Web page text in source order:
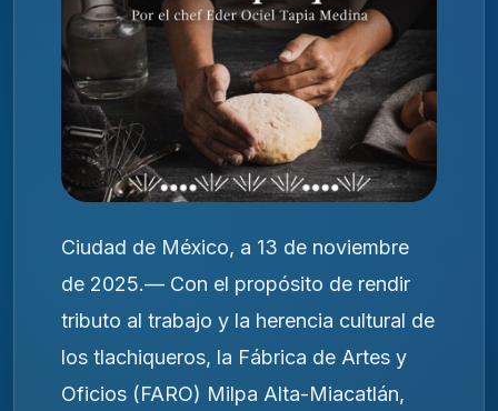
Ciudad de México, a 13 de noviembre
de 2025.— Con el propósito de rendir
tributo al trabajo y la herencia cultural de
los tlachiqueros, la Fábrica de Artes y
Oficios (FARO) Milpa Alta-Miacatlán,